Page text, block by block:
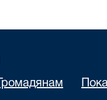
Громадянам